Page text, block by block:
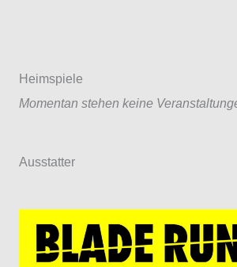
Heimspiele
Momentan stehen keine
Ausstatter